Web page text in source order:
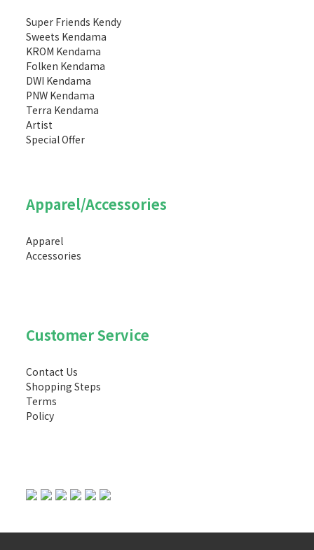
Super Friends Kendy
Sweets Kendama
KROM Kendama
Folken Kendama
DWI Kendama
PNW Kendama
Terra Kendama
Artist
Special Offer
Apparel/Accessories
Apparel
Accessories
Customer Service
Contact Us
Shopping Steps
Terms
Policy